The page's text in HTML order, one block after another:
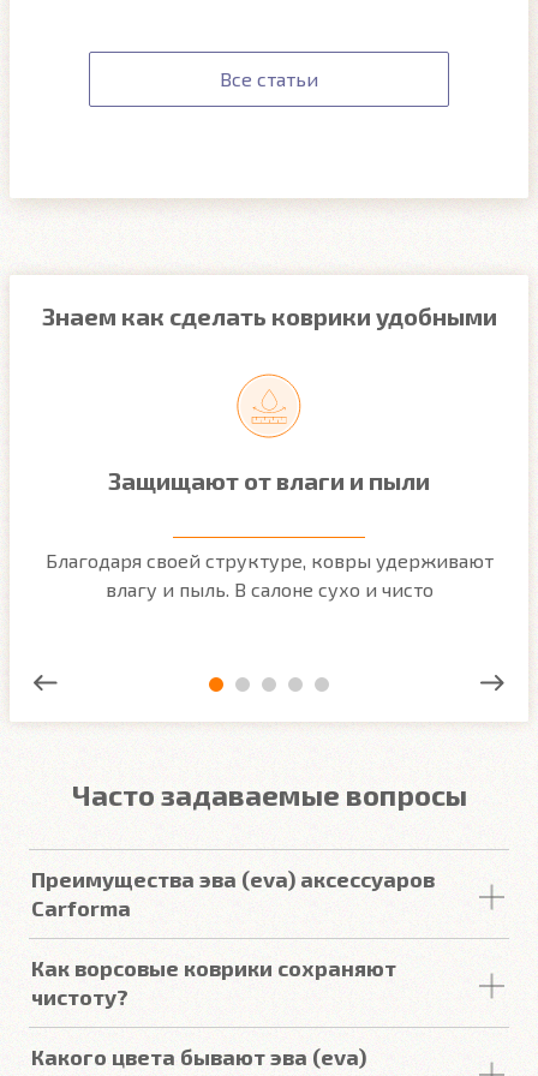
Все статьи
Знаем как сделать коврики удобными
Защищают от влаги и пыли
Благодаря своей структуре, ковры удерживают
влагу и пыль. В салоне сухо и чисто
Часто задаваемые вопросы
Преимущества эва (eva) аксессуаров
Carforma
Точно повторяют пол
Как ворсовые коврики сохраняют
чистоту?
Пыль не летает в воздухе, не оседает на торпедо
Какого цвета бывают эва (eva)